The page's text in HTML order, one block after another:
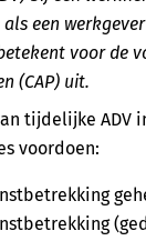
een
voor de
(CAP) uit.
tijdelijke ADV
voordoen: